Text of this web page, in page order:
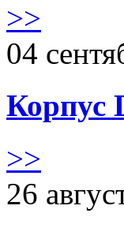
>>
04
Корпус
>>
26